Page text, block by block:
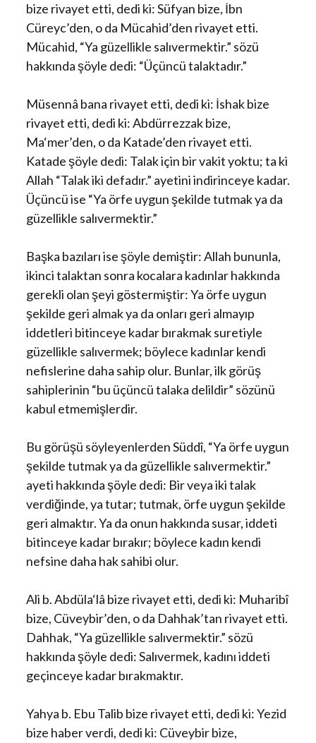
bize rivayet etti, dedi ki: Süfyan bize, İbn
Cüreyc’den, o da Mücahid’den rivayet etti.
Mücahid, “Ya güzellikle salıvermektir.” sözü
hakkında şöyle dedi: “Üçüncü talaktadır.”
Müsennâ bana rivayet etti, dedi ki: İshak bize
rivayet etti, dedi ki: Abdürrezzak bize,
Ma‘mer’den, o da Katade’den rivayet etti.
Katade şöyle dedi: Talak için bir vakit yoktu; ta ki
Allah “Talak iki defadır.” ayetini indirinceye kadar.
Üçüncü ise “Ya örfe uygun şekilde tutmak ya da
güzellikle salıvermektir.”
Başka bazıları ise şöyle demiştir: Allah bununla,
ikinci talaktan sonra kocalara kadınlar hakkında
gerekli olan şeyi göstermiştir: Ya örfe uygun
şekilde geri almak ya da onları geri almayıp
iddetleri bitinceye kadar bırakmak suretiyle
güzellikle salıvermek; böylece kadınlar kendi
nefislerine daha sahip olur. Bunlar, ilk görüş
sahiplerinin “bu üçüncü talaka delildir” sözünü
kabul etmemişlerdir.
Bu görüşü söyleyenlerden Süddî, “Ya örfe uygun
şekilde tutmak ya da güzellikle salıvermektir.”
ayeti hakkında şöyle dedi: Bir veya iki talak
verdiğinde, ya tutar; tutmak, örfe uygun şekilde
geri almaktır. Ya da onun hakkında susar, iddeti
bitinceye kadar bırakır; böylece kadın kendi
nefsine daha hak sahibi olur.
Ali b. Abdüla‘lâ bize rivayet etti, dedi ki: Muharibî
bize, Cüveybir’den, o da Dahhak’tan rivayet etti.
Dahhak, “Ya güzellikle salıvermektir.” sözü
hakkında şöyle dedi: Salıvermek, kadını iddeti
geçinceye kadar bırakmaktır.
Yahya b. Ebu Talib bize rivayet etti, dedi ki: Yezid
bize haber verdi, dedi ki: Cüveybir bize,